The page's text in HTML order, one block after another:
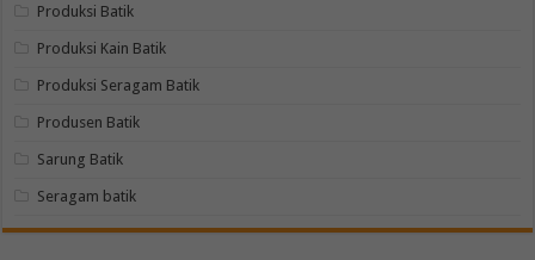
Produksi Batik
Produksi Kain Batik
Produksi Seragam Batik
Produsen Batik
Sarung Batik
Seragam batik